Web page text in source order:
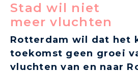
Stad wil niet
meer vluchten
Rotterdam wil dat het
toekomst geen groei
vluchten van en naar